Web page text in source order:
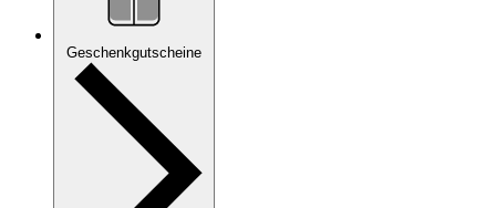
Geschenkgutscheine